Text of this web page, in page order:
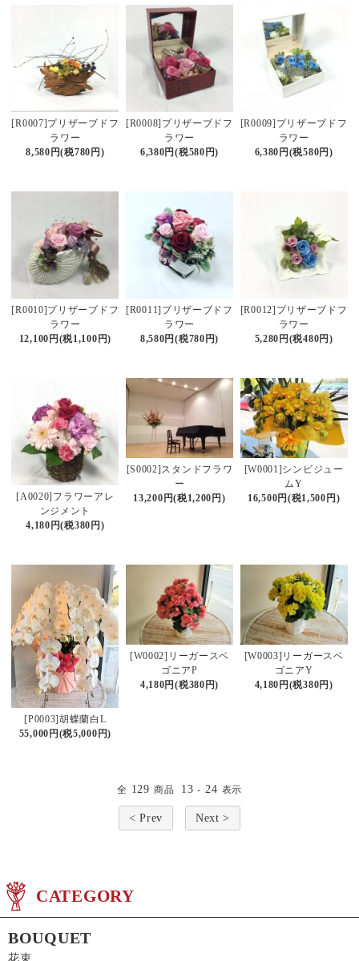
[R0007]プリザーブドフ
ラワー
8,580円(税780円)
[R0008]プリザーブドフ
ラワー
6,380円(税580円)
[R0009]プリザーブドフ
ラワー
6,380円(税580円)
[R0010]プリザーブドフ
ラワー
12,100円(税1,100円)
[R0011]プリザーブドフ
ラワー
8,580円(税780円)
[R0012]プリザーブドフ
ラワー
5,280円(税480円)
[A0020]フラワーアレ
ンジメント
4,180円(税380円)
[S0002]スタンドフラワ
ー
13,200円(税1,200円)
[W0001]シンビジュー
ムY
16,500円(税1,500円)
[P0003]胡蝶蘭白L
55,000円(税5,000円)
[W0002]リーガースベ
ゴニアP
4,180円(税380円)
[W0003]リーガースベ
ゴニアY
4,180円(税380円)
全 129 商品 13 - 24 表示
< Prev Next >
CATEGORY
BOUQUET
花束